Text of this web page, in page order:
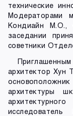
технические
Модераторами
Кондиайн М.О.,
заседании
советники
Приглашенным
архитектор Хун
архитектуры